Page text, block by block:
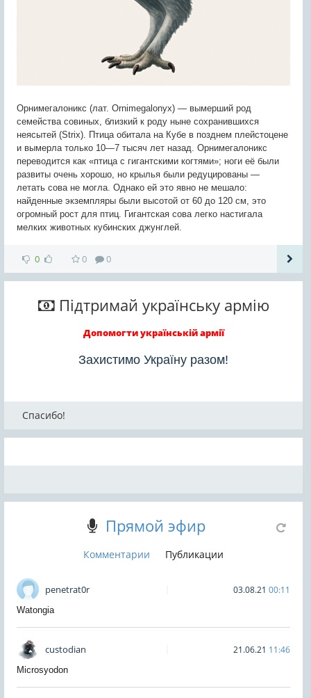
Орнимегалоникс (лат. Ornimegalonyx) — вымерший род
семейства совиных, близкий к роду ныне сохранившихся
неясытей (Strix). Птица обитала на Кубе в позднем плейстоцене
и вымерла только 10—7 тысяч лет назад. Орнимегалоникс
переводится как «птица с гигантскими когтями»; ноги её были
развиты очень хорошо, но крылья были редуцированы —
летать сова не могла. Однако ей это явно не мешало:
найденные экземпляры были высотой от 60 до 120 см, это
огромный рост для птиц. Гигантская сова легко настигала
мелких животных кубинских джунглей.
0 0 0
Підтримай українську армію
Допомогти українській армії
Захистимо Україну разом!
Спасибо!
Прямой эфир
Комментарии Публикации
penetrat0r 03.08.21 00:11
Watongia
custodian 21.06.21 11:46
Microsyodon